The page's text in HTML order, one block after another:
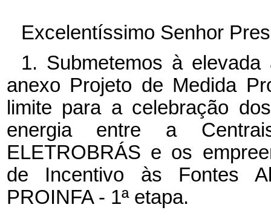
Excelentíssimo Senhor
1. Submetemos à
anexo Projeto de Medida
limite para a celebração
energia entre a
ELETROBRÁS e os
de Incentivo às Fontes
PROINFA - 1ª etapa.